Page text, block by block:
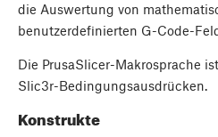
die Auswertung von
benutzerdefinierten G-Code-
Die PrusaSlicer-Makrosprache
Slic3r-Bedingungsausdrücken.
Konstrukte